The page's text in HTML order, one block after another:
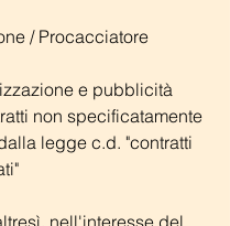
/ Procacciatore
e pubblicità
non specificatamente
legge c.d. "contratti
nell'interesse del